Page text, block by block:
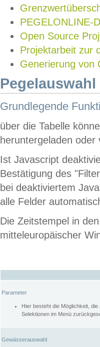
PEGELONLINE-
Open Source
Projektarbeit zur
Generierung von
Grundlegende
über die Tabelle
heruntergeladen oder
Ist Javascript
Bestätigung des
bei deaktiviertem
alle Felder
Die Zeitstempel in
mitteleuropäischer
Parameter
Hier besteht die Möglichkeit,
Selektionen im Menü
Gewässerauswahl